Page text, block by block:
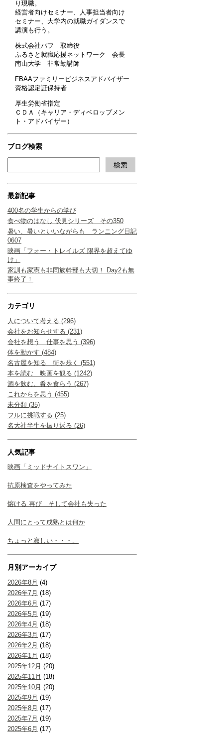
り現職。
経営者向けセミナー、人事担当者向け
セミナー、大学内の就職ガイダンスで
講演も行う。
株式会社パフ 取締役
ふるさと就職応援ネットワーク 会長
南山大学 非常勤講師
FBAAファミリービジネスアドバイザー
資格認定証保持者
厚生労働省指定
ＣＤＡ（キャリア・ディベロップメン
ト・アドバイザー）
ブログ検索
最新記事
400名の学生からの学び
食べ物のはなし 伏見シリーズ その350
暑い、暑いといいながらも ランニング日記
0607
映画「フォー・トレイルズ 限界を超えてゆ
け」
家訓も家憲も非同族幹部も大切！ Day2も無
事終了！
カテゴリ
人について考える (296)
会社をお知らせする (231)
会社を想う 仕事を思う (396)
体を動かす (484)
名古屋を知る 街を歩く (551)
本を読む 映画を観る (1242)
酒を飲む、肴を食らう (267)
これからを思う (455)
未分類 (35)
フルに挑戦する (25)
名大社半生を振り返る (26)
人気記事
映画「ミッドナイトスワン」
抗原検査をやってみた
熔ける 再び そして会社も失った
人間にとって成熟とは何か
ちょっと寂しい・・・。
月別アーカイブ
2026年8月 (4)
2026年7月 (18)
2026年6月 (17)
2026年5月 (19)
2026年4月 (18)
2026年3月 (17)
2026年2月 (18)
2026年1月 (18)
2025年12月 (20)
2025年11月 (18)
2025年10月 (20)
2025年9月 (19)
2025年8月 (17)
2025年7月 (19)
2025年6月 (17)